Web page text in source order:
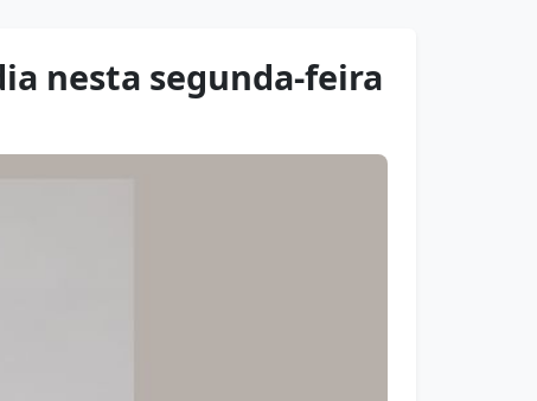
nesta segunda-feira